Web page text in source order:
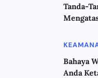
Tanda-
Bahaya
Anda